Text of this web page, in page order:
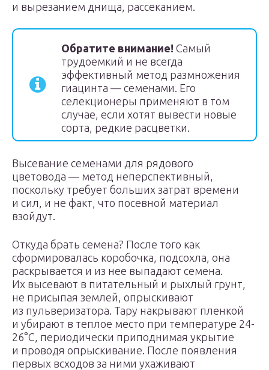
и вырезанием днища, рассеканием.
Обратите внимание! Самый
трудоемкий и не всегда
эффективный метод размножения
гиацинта — семенами. Его
селекционеры применяют в том
случае, если хотят вывести новые
сорта, редкие расцветки.
Высевание семенами для рядового
цветовода — метод неперспективный,
поскольку требует больших затрат времени
и сил, и не факт, что посевной материал
взойдут.
Откуда брать семена? После того как
сформировалась коробочка, подсохла, она
раскрывается и из нее выпадают семена.
Их высевают в питательный и рыхлый грунт,
не присыпая землей, опрыскивают
из пульверизатора. Тару накрывают пленкой
и убирают в теплое место при температуре 24-
26°С, периодически приподнимая укрытие
и проводя опрыскивание. После появления
первых всходов за ними ухаживают